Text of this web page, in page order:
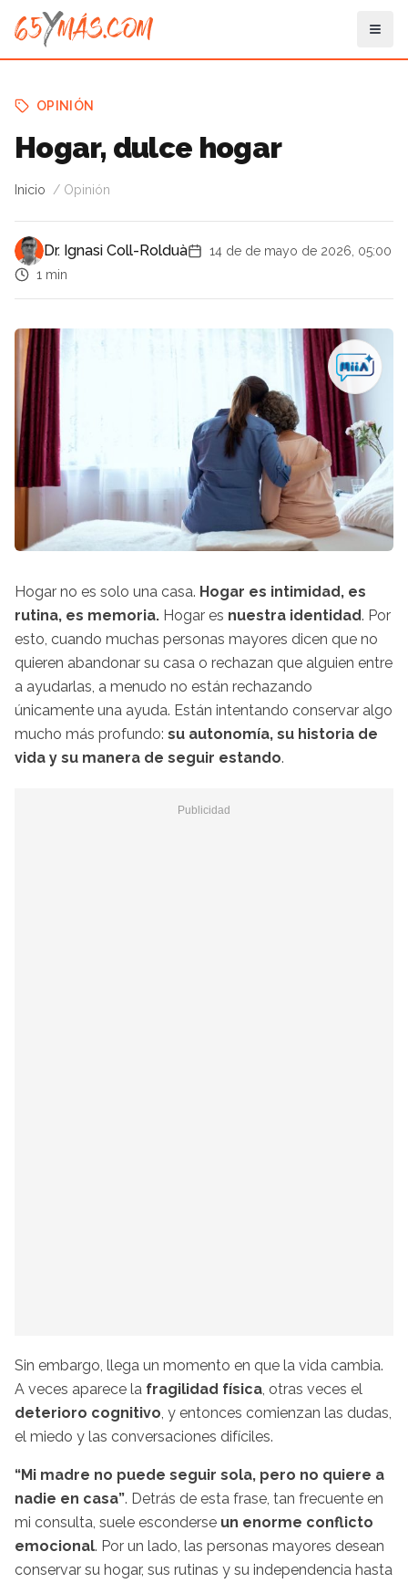
OPINIÓN
Hogar, dulce hogar
Inicio Opinión
Dr. Ignasi Coll-Rolduà
14 de de mayo de 2026, 05:00
1 min
Hogar no es solo una casa. Hogar es intimidad, es
rutina, es memoria. Hogar es nuestra identidad. Por
esto, cuando muchas personas mayores dicen que no
quieren abandonar su casa o rechazan que alguien entre
a ayudarlas, a menudo no están rechazando
únicamente una ayuda. Están intentando conservar algo
mucho más profundo: su autonomía, su historia de
vida y su manera de seguir estando.
Sin embargo, llega un momento en que la vida cambia.
A veces aparece la fragilidad física, otras veces el
deterioro cognitivo, y entonces comienzan las dudas,
el miedo y las conversaciones difíciles.
“Mi madre no puede seguir sola, pero no quiere a
nadie en casa”. Detrás de esta frase, tan frecuente en
mi consulta, suele esconderse un enorme conflicto
emocional. Por un lado, las personas mayores desean
conservar su hogar, sus rutinas y su independencia hasta